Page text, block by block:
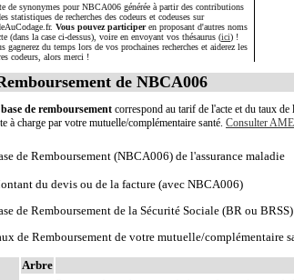
de synonymes pour NBCA006 générée à partir des contributions
statistiques de recherches des codeurs et codeuses sur
Vous pouvez participeren proposant d'autres noms
(dans la case ci-dessus), voire en envoyant vos thésaurus (ici) !
gagnerez du temps lors de vos prochaines recherches et aiderez les
codeurs, alors merci !
de NBCA006
base de remboursement correspond au tarif de l'acte et du taux
à charge par votre mutuelle/complémentaire santé. Consulter
de Remboursement (NBCA006) de l'assurance maladie
du devis ou de la facture (avec NBCA006)
de Remboursement de la Sécurité Sociale (BR ou BRSS)
de Remboursement de votre mutuelle/complémentaire
Arbre